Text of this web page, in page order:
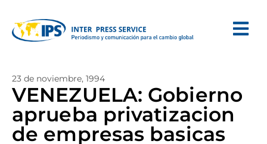
23 de noviembre, 1994
VENEZUELA: Gobierno
aprueba privatizacion
de empresas basicas